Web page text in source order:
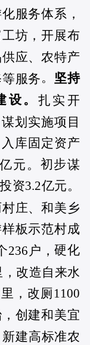
服务体系，
坊，开展布
应、农特产
服务。 坚持
。 扎实开
划实施项目
库固定资产
元。 初步谋
资3.2亿元。
庄、和美乡
板示范村成
236户，硬化
改造自来水
，改厕1100
创建和美宜
新建高标准农